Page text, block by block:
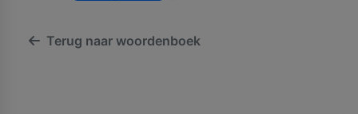
Terug naar woordenboek